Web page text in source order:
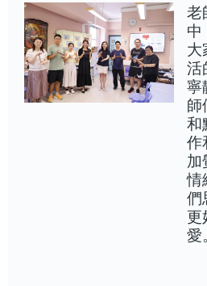
老
中
大
活
寧
師
和
作
加
情
們
更
愛。